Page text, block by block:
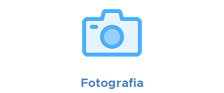
Fotografia